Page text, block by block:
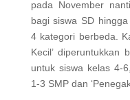
pada November
bagi siswa SD
4 kategori berbeda.
Kecil’ diperuntukkan
untuk siswa kelas 4-
1-3 SMP dan